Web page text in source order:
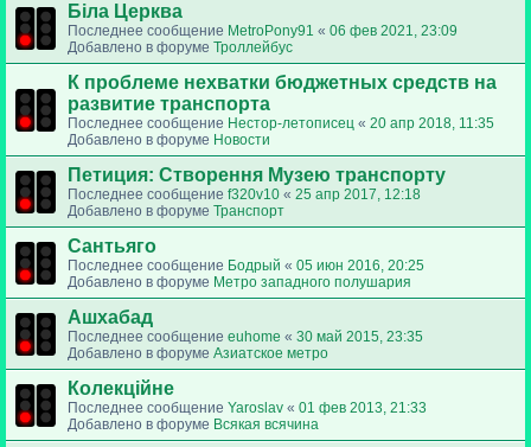
Біла Церква
Последнее сообщение MetroPony91 « 06 фев 2021, 23:09
Добавлено в форуме Троллейбус
К проблеме нехватки бюджетных средств на
развитие транспорта
Последнее сообщение Нестор-летописец « 20 апр 2018, 11:35
Добавлено в форуме Новости
Петиция: Cтворення Музею транспорту
Последнее сообщение f320v10 « 25 апр 2017, 12:18
Добавлено в форуме Транспорт
Сантьяго
Последнее сообщение Бодрый « 05 июн 2016, 20:25
Добавлено в форуме Метро западного полушария
Ашхабад
Последнее сообщение euhome « 30 май 2015, 23:35
Добавлено в форуме Азиатское метро
Колекційне
Последнее сообщение Yaroslav « 01 фев 2013, 21:33
Добавлено в форуме Всякая всячина